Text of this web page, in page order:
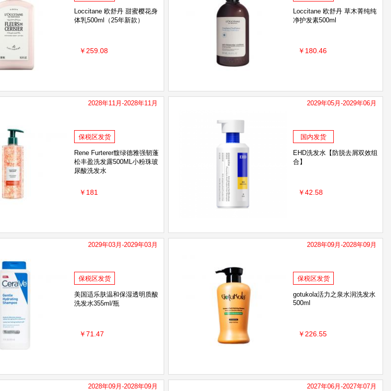
Loccitane 欧舒丹 甜蜜樱花身
体乳500ml（25年新款）
￥259.08
Loccitane 欧舒丹 草木菁纯纯
净护发素500ml
￥180.46
2028年11月-2028年11月
保税区发货
Rene Furterer馥绿德雅强韧蓬
松丰盈洗发露500ML小粉珠玻
尿酸洗发水
￥181
2029年05月-2029年06月
国内发货
EHD洗发水【防脱去屑双效组
合】
￥42.58
2029年03月-2029年03月
保税区发货
美国适乐肤温和保湿透明质酸
洗发水355ml/瓶
￥71.47
2028年09月-2028年09月
保税区发货
gotukola活力之泉水润洗发水
500ml
￥226.55
2028年09月-2028年09月 2027年06月-2027年07月